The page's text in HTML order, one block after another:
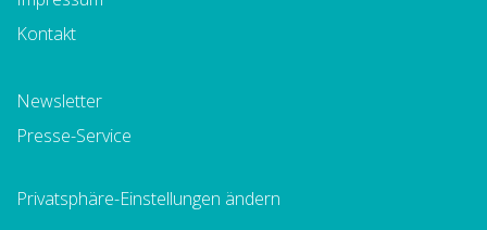
Kontakt
Newsletter
Presse-Service
Privatsphäre-Einstellungen ändern